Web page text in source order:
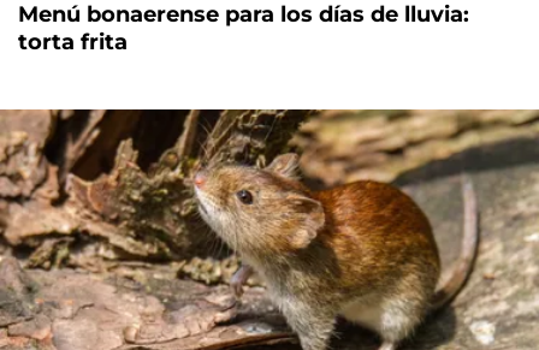
Menú bonaerense para los días de lluvia:
torta frita